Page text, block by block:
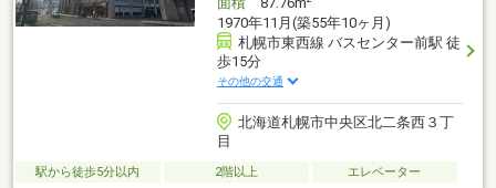
面積87.76m
1970年11月(築55年10ヶ月)
札幌市東西線 バスセンター前駅 徒
歩15分
その他の交通
北海道札幌市中央区北二条西３丁
目
駅から徒歩5分以内 2階以上 エレベーター